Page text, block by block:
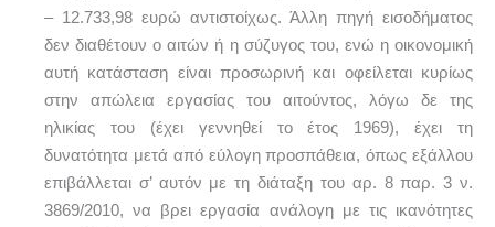
– 12.733,98 ευρώ αντιστοίχως. Άλλη πηγή εισοδήματος
δεν διαθέτουν ο αιτών ή η σύζυγος του, ενώ η οικονομική
αυτή κατάσταση είναι προσωρινή και οφείλεται κυρίως
στην απώλεια εργασίας του αιτούντος, λόγω δε της
ηλικίας του (έχει γεννηθεί το έτος 1969), έχει τη
δυνατότητα μετά από εύλογη προσπάθεια, όπως εξάλλου
επιβάλλεται σ’ αυτόν με τη διάταξη του αρ. 8 παρ. 3 ν.
3869/2010, να βρει εργασία ανάλογη με τις ικανότητες